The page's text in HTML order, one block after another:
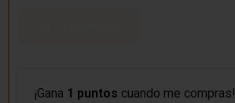
¡Gana 1 puntos cuando me compras!